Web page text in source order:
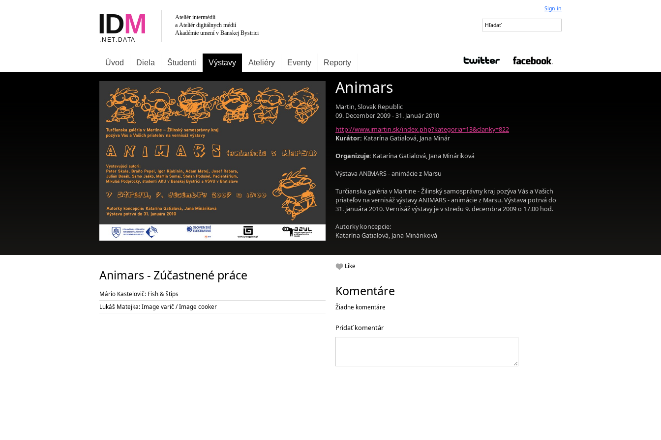
Sign in
Úvod Diela Študenti Výstavy Ateliéry Eventy Reporty
Animars
Martin, Slovak Republic
09. December 2009 - 31. Január 2010
http://www.imartin.sk/index.php?kategoria=13&clanky=822
Kurátor: Katarína Gatialová, Jana Minár
Organizuje: Katarína Gatialová, Jana Mináriková
Výstava ANIMARS - animácie z Marsu
Turčianska galéria v Martine - Žilinský samosprávny kraj pozýva Vás a Vašich
priateľov na vernisáž výstavy ANIMARS - animácie z Marsu. Výstava potrvá do
31. januára 2010. Vernisáž výstavy je v stredu 9. decembra 2009 o 17.00 hod.
Autorky koncepcie:
Katarína Gatialová, Jana Mináriková
Animars - Zúčastnené práce
Mário Kastelovič: Fish & štips
Lukáš Matejka: Image varič / Image cooker
Like
Komentáre
Žiadne komentáre
Pridať komentár